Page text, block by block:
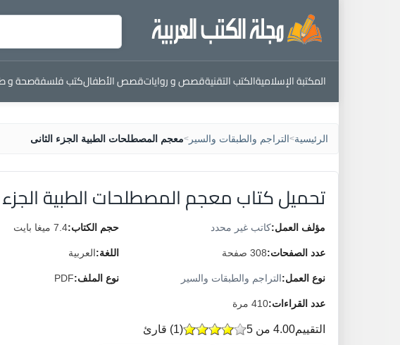
المكتبة الإسلاميةالكتب التقنيةقصص و رواياتقصص الأطفالكتب فلسفةصحة و
الرئيسية>التراجم والطبقات والسير >معجم المصطلحات الطبية الجزء الثانى
تحميل كتاب معجم المصطلحات الطبية الجزء
مؤلف العمل:كاتب غير محدد حجم الكتاب:7.4 ميغا بايت
عدد الصفحات:308 صفحة اللغة:العربية
نوع العمل:التراجم والطبقات والسير نوع الملف:PDF
عدد القراءات:410 مرة
التقييم (
1) قارئ 4.00 من 5